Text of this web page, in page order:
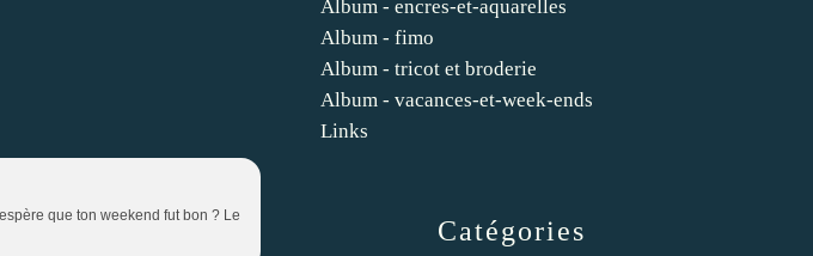
que ton weekend fut bon ? Le
Catégories
Album - encres-et-aquarelles
Album - fimo
Album - tricot et broderie
Album - vacances-et-week-ends
Links